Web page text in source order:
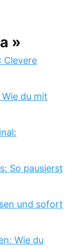
»
Clevere
du mit
So pausierst
und sofort
Wie du